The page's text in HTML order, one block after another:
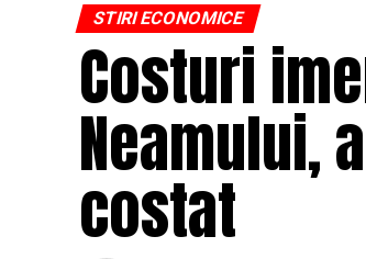
STIRI ECONOMICE
Costuri
Neamului,
costat